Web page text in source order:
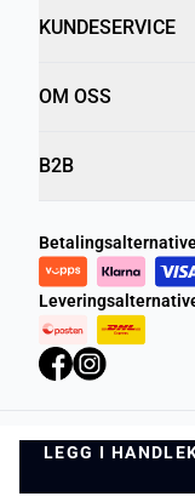
LEGG I
KUNDESERVICE
OM OSS
B2B